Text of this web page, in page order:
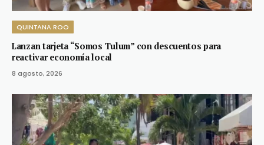
QUINTANA ROO
Lanzan tarjeta “Somos Tulum” con descuentos para
reactivar economía local
8 agosto, 2026